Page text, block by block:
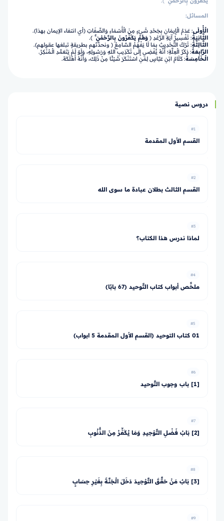
المسائل:
الْأُولَى: عَدَمُ الْإِيمَانِ بِجَحْدِ شَيْءٍ مِنَ الْأَسْمَاءِ وَالصِّفَاتِ (أي انتفاء الإيمان بهذا).
الثَّانِيَةُ: تَفْسِيرُ آيَةِ الرَّعْدِ ﴿ وَهُمْ يَكْفُرُونَ بِالرَّحْمَٰنِ ۚ ﴾.
الثَّالِثَةُ: تَرْكُ التَّحْدِيثِ بِمَا لَا يَفْهَمُ السَّامِعُ ( ونحدِّثهم بطريقةٍ تبلغها عقولهم).
الرَّابِعَةُ: ذِكْرُ الْعِلَّةِ؛ أَنَّهُ يُفْضِي إِلَى تَكْذِيبِ اللهِ وَرَسُولِهِ، وَلَوْ لَمْ يَتَعَمَّدِ الْـمُنْكِرُ.
الْـخَامِسَةُ: كَلَامُ ابْنِ عَبَّاسٍ لِمَنِ اسْتَنْكَرَ شَيْئًا مِنْ ذَلِكَ، وَأَنَّهُ أَهْلَكَهُ.
دروس نصية
#1
القسم الأول المقدمة
#2
القسم الثالث بطلان عبادة ما سوى الله
#3
لماذا ندرس هذا الكتاب؟
#4
ملخَّص أبواب كتاب التَّوحيد (67 بابًا)
#5
01 كتاب التوحيد (القسم الأول المقدمة 5 ابواب)
#6
[1] باب وجوب التَّوحيد
#7
[2] بَابُ فَضْلِ التَّوْحِيدِ وَمَا يُكَفِّرُ مِنَ الذُّنُوبِ
#8
[3] بَابٌ مَنْ حَقَّقَ التَّوْحِيدَ دَخَلَ الْجَنَّةَ بِغَيْرِ حِسَابٍ
#9